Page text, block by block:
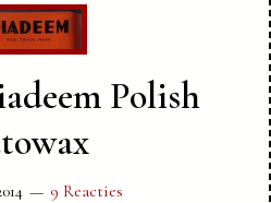
Polish
9 Reacties